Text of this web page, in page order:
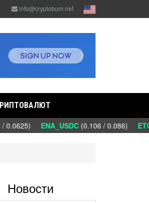
info@cryptobum.net
ENA_USDC(0.106 / 0.086)
Новости